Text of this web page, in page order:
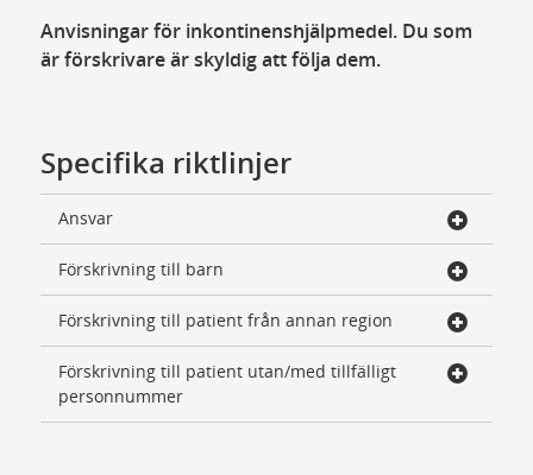
Anvisningar för inkontinenshjälpmedel. Du som
är förskrivare är skyldig att följa dem.
Specifika riktlinjer
Ansvar
Förskrivning till barn
Förskrivning till patient från annan region
Förskrivning till patient utan/med tillfälligt
personnummer